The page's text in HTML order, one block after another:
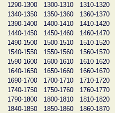
1290-1300
1300-1310 1310-1320
1340-1350
1350-1360 1360-1370
1390-1400
1400-1410 1410-1420
1440-1450
1450-1460 1460-1470
1490-1500
1500-1510 1510-1520
1540-1550
1550-1560 1560-1570
1590-1600
1600-1610 1610-1620
1640-1650
1650-1660 1660-1670
1690-1700
1700-1710 1710-1720
1740-1750
1750-1760 1760-1770
1790-1800
1800-1810 1810-1820
1840-1850
1850-1860 1860-1870